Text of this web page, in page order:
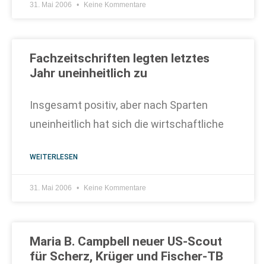
31. Mai 2006 Keine Kommentare
Fachzeitschriften legten letztes
Jahr uneinheitlich zu
Insgesamt positiv, aber nach Sparten
uneinheitlich hat sich die wirtschaftliche
WEITERLESEN
31. Mai 2006 Keine Kommentare
Maria B. Campbell neuer US-Scout
für Scherz, Krüger und Fischer-TB